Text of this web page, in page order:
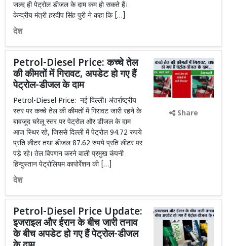
जल्द ही पेट्रोल डीजल के दाम कम हो सकते हैं।
केन्द्रीय मंत्री हरदीप सिंह पुरी ने कहा कि […]
देश
Petrol-Diesel Price: कच्चे तेल
की कीमतों में गिरावट, अपडेट हो गए हैं
पेट्रोल-डीजल के दाम
Petrol-Diesel Price: नई दिल्ली। अंतर्राष्ट्रीय
स्तर पर कच्चे तेल की कीमतों में गिरावट जारी रहने के
बावजूद घरेलू स्तर पर पेट्रोल और डीजल के दाम
आज स्थिर रहे, जिससे दिल्ली में पेट्रोल 94.72 रुपये
प्रति लीटर तथा डीजल 87.62 रुपये प्रति लीटर पर
पड़े रहे। तेल विपणन करने वाली प्रमुख कंपनी
हिन्दुस्तान पेट्रोलियम कापोर्रेशन की […]
देश
Share
Petrol-Diesel Price Update:
इजराइल और ईरान के बीच जारी तनाव
के बीच अपडेट हो गए हैं पेट्रोल-डीजल